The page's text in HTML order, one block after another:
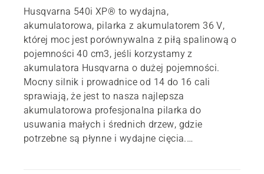
Husqvarna 540i XP® to wydajna,
akumulatorowa, pilarka z akumulatorem 36 V,
której moc jest porównywalna z piłą spalinową o
pojemności 40 cm3, jeśli korzystamy z
akumulatora Husqvarna o dużej pojemności.
Mocny silnik i prowadnice od 14 do 16 cali
sprawiają, że jest to nasza najlepsza
akumulatorowa profesjonalna pilarka do
usuwania małych i średnich drzew, gdzie
potrzebne są płynne i wydajne cięcia.